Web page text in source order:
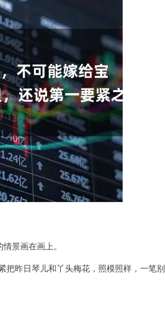
景画在画上。
把昨日琴儿和丫头梅花，照模照样，一笔别
成指 14311.01 200.89